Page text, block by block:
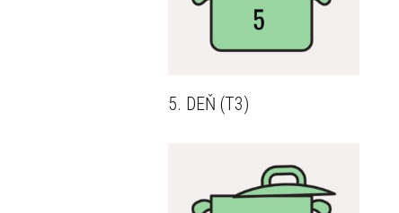
5. DEŇ (T3)